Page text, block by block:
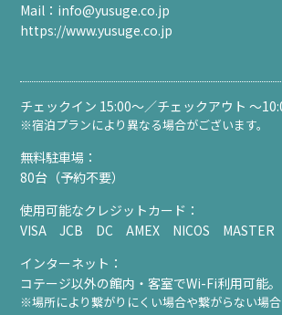
Mail： info@yusuge.co.jp
https://www.yusuge.co.jp
チェックイン 15:00～／チェックアウト ～
※宿泊プランにより異なる場合がございます。
無料駐車場：
80台（予約不要）
使用可能なクレジットカード：
VISA JCB DC AMEX NICOS MASTER
インターネット：
コテージ以外の館内・客室でWi-Fi利用可能。
※場所により繋がりにくい場合や繋がらない場合